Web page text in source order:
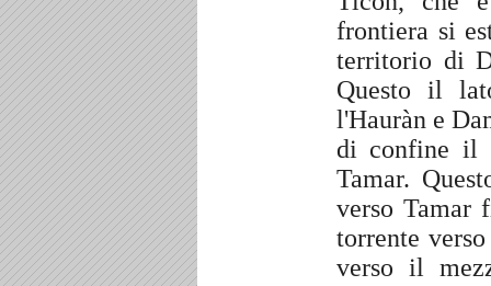
frontiera si
territorio di
Questo il
l'Hauràn e
di confine il
Tamar.
verso Tamar
torrente
verso il